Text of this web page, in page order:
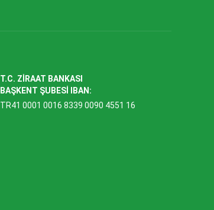
T.C. ZİRAAT BANKASI
BAŞKENT ŞUBESİ IBAN:
TR41 0001 0016 8339 0090 4551 16